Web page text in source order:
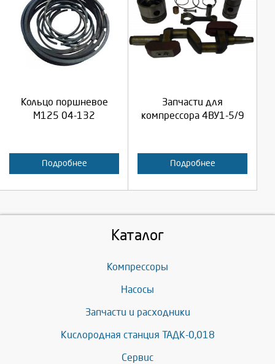
Кольцо поршневое
М125 04-132
Подробнее
Выберите количество:
Отмена
Запчасти для
компрессора 4ВУ1-5/9
Подробнее
Выберите количество:
Отмена
Каталог
Компрессоры
Насосы
Запчасти и расходники
Кислородная станция ТАДК-0,018
Сервис